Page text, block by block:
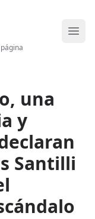
Abrir
una
y
Santilli